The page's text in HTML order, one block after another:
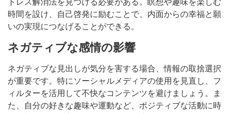
トレス解消法を見つける必要がある。瞑想や趣味を楽しむ
時間を設け、自己啓発に励むことで、内面からの幸福と願
いの実現につなげることができる。
ネガティブな感情の影響
ネガティブな見出しが気分を害する場合、情報の取捨選択
が重要です。特にソーシャルメディアの使用を見直し、フ
ィルターを活用して不快なコンテンツを避けましょう。ま
た、自分の好きな趣味や運動など、ポジティブな活動に時